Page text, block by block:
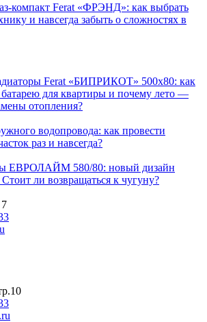
компакт Ferat «ФРЭНД»: как выбрать
и навсегда забыть о сложностях в
Ferat «БИПРИКОТ» 500x80: как
для квартиры и почему лето —
отопления?
водопровода: как провести
раз и навсегда?
ЕВРОЛАЙМ 580/80: новый дизайн
ли возвращаться к чугуну?